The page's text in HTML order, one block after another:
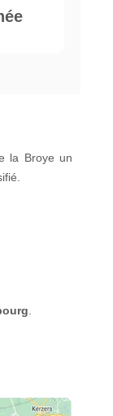
la Broye un